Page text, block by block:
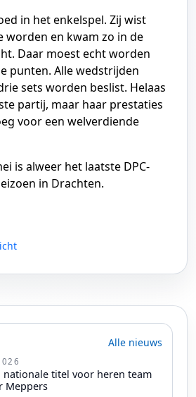
in het enkelspel. Zij wist
worden en kwam zo in de
Daar moest echt worden
punten. Alle wedstrijden
sets worden beslist. Helaas
partij, maar haar prestaties
voor een welverdiende
is alweer het laatste DPC-
in Drachten.
Alle nieuws
nationale titel voor heren team
Meppers